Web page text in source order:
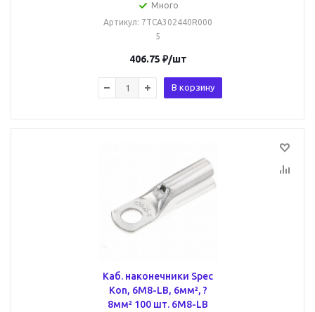
Много
Артикул: 7TCA302440R000
5
406.75 ₽/шт
В корзину
Каб. наконечники Spec
Kon, 6M8-LB, 6мм², ?
8мм² 100 шт. 6M8-LB